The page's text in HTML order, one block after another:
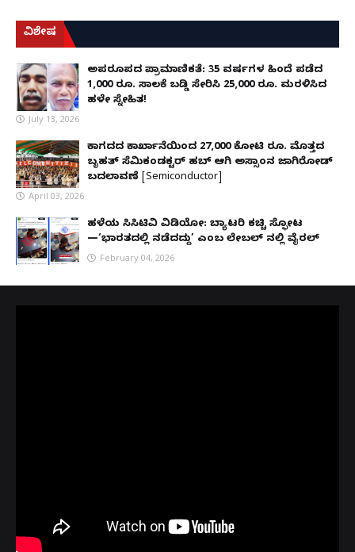
ವಿಶೇಷ
ಅಪರೂಪದ ಪ್ರಾಮಾಣಿಕತೆ: 35 ವರ್ಷಗಳ ಹಿಂದೆ ಪಡೆದ
1,000 ರೂ. ಸಾಲಕ್ಕೆ ಬಡ್ಡಿ ಸೇರಿಸಿ 25,000 ರೂ. ಮರಳಿಸಿದ
ಹಳೇ ಸ್ನೇಹಿತ!
July 13, 2026
ಕಾಗದದ ಕಾರ್ಖಾನೆಯಿಂದ 27,000 ಕೋಟಿ ರೂ. ಮೊತ್ತದ
ಬೃಹತ್ ಸೆಮಿಕಂಡಕ್ಟರ್ ಹಬ್ ಆಗಿ ಅಸ್ಸಾಂನ ಜಾಗಿರೋಡ್
ಬದಲಾವಣೆ [Semiconductor]
April 03, 2026
ಹಳೆಯ ಸಿಸಿಟಿವಿ ವಿಡಿಯೋ: ಬ್ಯಾಟರಿ ಕಚ್ಚಿ ಸ್ಫೋಟ
—‘ಭಾರತದಲ್ಲಿ ನಡೆದದ್ದು’ ಎಂಬ ಲೇಬಲ್ ನಲ್ಲಿ ವೈರಲ್
February 04, 2026